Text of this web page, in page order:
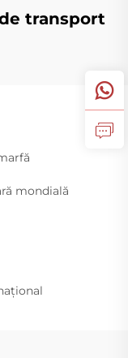
transport
mondială